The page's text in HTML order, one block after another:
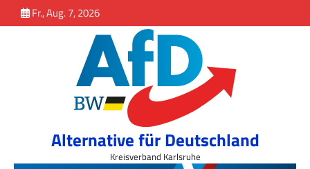
springen
to
Fr., Aug. 7, 2026
Alternative für Deutschland
Kreisverband Karlsruhe